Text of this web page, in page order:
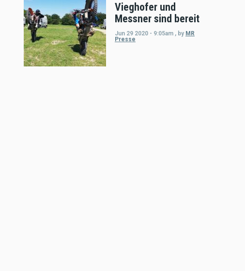
Vieghofer und
Messner sind bereit
Jun 29 2020 - 9:05am , by MR
Presse